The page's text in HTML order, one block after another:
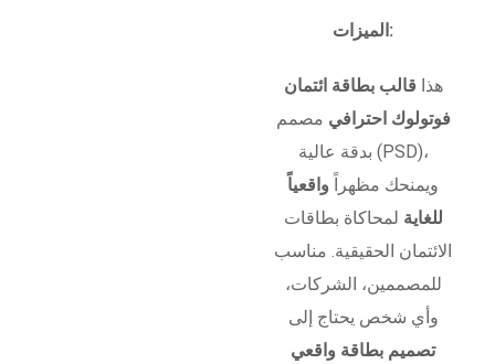
الميزات:
هذا قالب بطاقة ائتمان
فوتولوك احترافي مصمم
بدقة عالية (PSD)،
ويمنحك مظهراً واقعياً
للغاية لمحاكاة بطاقات
الائتمان الحقيقية. مناسب
للمصممين، الشركات،
وأي شخص يحتاج إلى
تصميم بطاقة واقعي